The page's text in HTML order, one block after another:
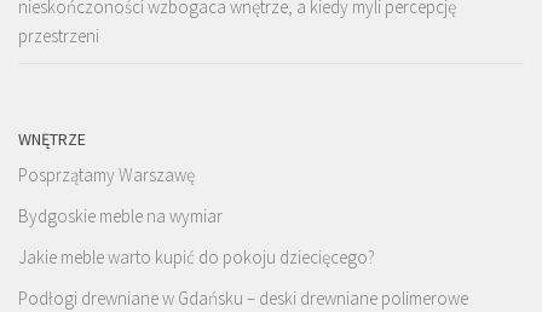
nieskończoności wzbogaca wnętrze, a kiedy myli percepcję
przestrzeni
WNĘTRZE
Posprzątamy Warszawę
Bydgoskie meble na wymiar
Jakie meble warto kupić do pokoju dziecięcego?
Podłogi drewniane w Gdańsku – deski drewniane polimerowe